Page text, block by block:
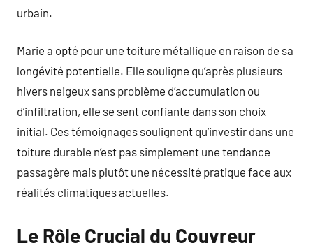
urbain.
Marie a opté pour une toiture métallique en raison de sa
longévité potentielle. Elle souligne qu’après plusieurs
hivers neigeux sans problème d’accumulation ou
d’infiltration, elle se sent confiante dans son choix
initial. Ces témoignages soulignent qu’investir dans une
toiture durable n’est pas simplement une tendance
passagère mais plutôt une nécessité pratique face aux
réalités climatiques actuelles.
Le Rôle Crucial du Couvreur